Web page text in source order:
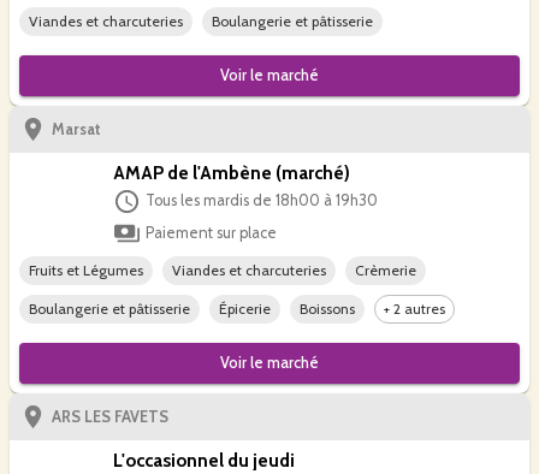
Viandes et charcuteries Boulangerie et pâtisserie
Voir le marché
Marsat
AMAP de l'Ambène (marché)
Tous les mardis de 18h00 à 19h30
Paiement sur place
Fruits et Légumes Viandes et charcuteries Crèmerie
Boulangerie et pâtisserie Épicerie Boissons + 2 autres
Voir le marché
ARS LES FAVETS
L'occasionnel du jeudi